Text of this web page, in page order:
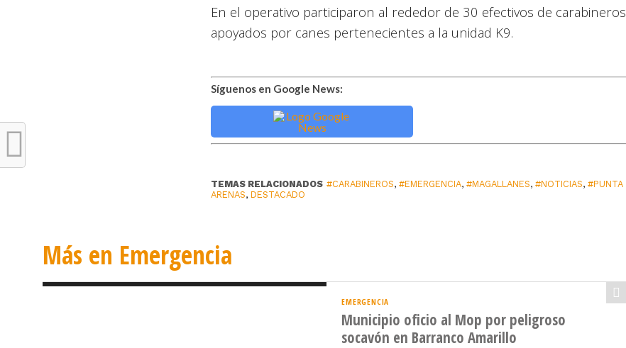
En el operativo participaron al rededor de 30 efectivos de carabineros
apoyados por canes pertenecientes a la unidad K9.
Síguenos en Google News:
TEMAS RELACIONADOS #CARABINEROS,#EMERGENCIA,#MAGALLANES,#NOTICIAS,#PUNTA
ARENAS,DESTACADO
Más en Emergencia
EMERGENCIA
Municipio oficio al Mop por peligroso
socavón en Barranco Amarillo